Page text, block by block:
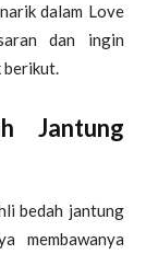
dalam Love
dan ingin
berikut.
Jantung
bedah jantung
membawanya